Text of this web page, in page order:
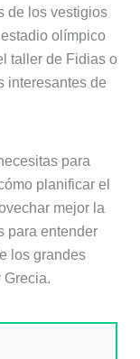
de los vestigios
olímpico
taller de Fidias o
interesantes de
para
planificar el
mejor la
para entender
los grandes